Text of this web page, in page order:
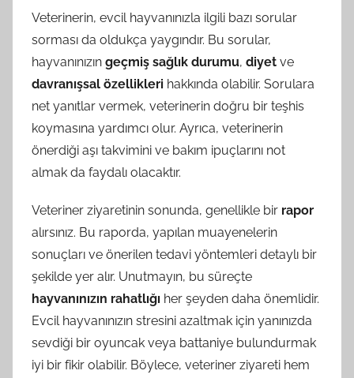
Veterinerin, evcil hayvanınızla ilgili bazı sorular
sorması da oldukça yaygındır. Bu sorular,
hayvanınızın geçmiş sağlık durumu, diyet ve
davranışsal özellikleri hakkında olabilir. Sorulara
net yanıtlar vermek, veterinerin doğru bir teşhis
koymasına yardımcı olur. Ayrıca, veterinerin
önerdiği aşı takvimini ve bakım ipuçlarını not
almak da faydalı olacaktır.
Veteriner ziyaretinin sonunda, genellikle bir rapor
alırsınız. Bu raporda, yapılan muayenelerin
sonuçları ve önerilen tedavi yöntemleri detaylı bir
şekilde yer alır. Unutmayın, bu süreçte
hayvanınızın rahatlığı her şeyden daha önemlidir.
Evcil hayvanınızın stresini azaltmak için yanınızda
sevdiği bir oyuncak veya battaniye bulundurmak
iyi bir fikir olabilir. Böylece, veteriner ziyareti hem